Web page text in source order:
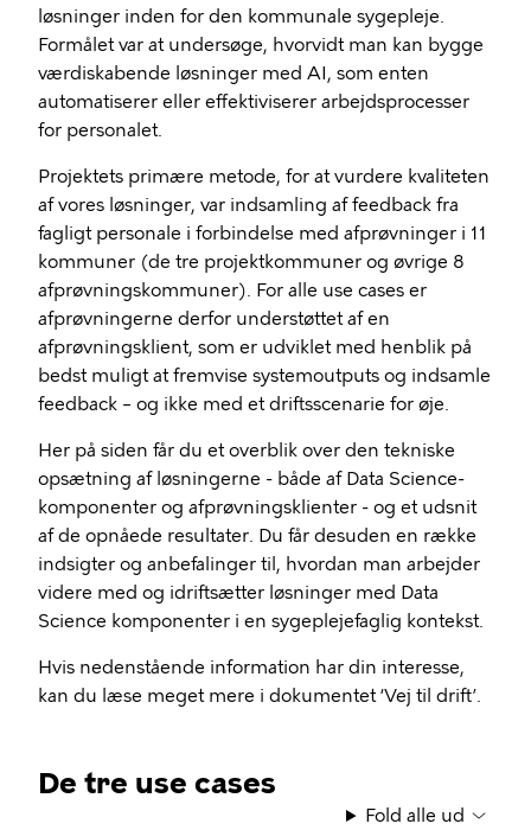
løsninger inden for den kommunale sygepleje.
Formålet var at undersøge, hvorvidt man kan bygge
værdiskabende løsninger med AI, som enten
automatiserer eller effektiviserer arbejdsprocesser
for personalet.
Projektets primære metode, for at vurdere kvaliteten
af vores løsninger, var indsamling af feedback fra
fagligt personale i forbindelse med afprøvninger i 11
kommuner (de tre projektkommuner og øvrige 8
afprøvningskommuner). For alle use cases er
afprøvningerne derfor understøttet af en
afprøvningsklient, som er udviklet med henblik på
bedst muligt at fremvise systemoutputs og indsamle
feedback – og ikke med et driftsscenarie for øje.
Her på siden får du et overblik over den tekniske
opsætning af løsningerne - både af Data Science-
komponenter og afprøvningsklienter - og et udsnit
af de opnåede resultater. Du får desuden en række
indsigter og anbefalinger til, hvordan man arbejder
videre med og idriftsætter løsninger med Data
Science komponenter i en sygeplejefaglig kontekst.
Hvis nedenstående information har din interesse,
kan du læse meget mere i dokumentet ‘Vej til drift’.
De tre use cases
Fold alle ud